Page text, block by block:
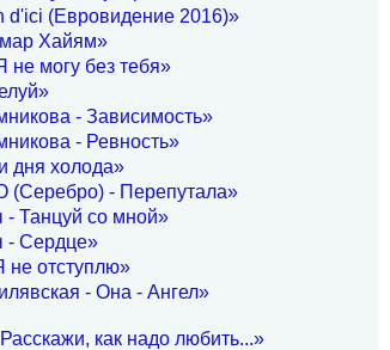
d'ici (Евровидение 2016)»
Хайям»
не могу без тебя»
- Зависимость»
- Ревность»
дня холода»
(Серебро) - Перепутала»
- Танцуй со мной»
- Сердце»
не отступлю»
- Она - Ангел»
как надо любить...»